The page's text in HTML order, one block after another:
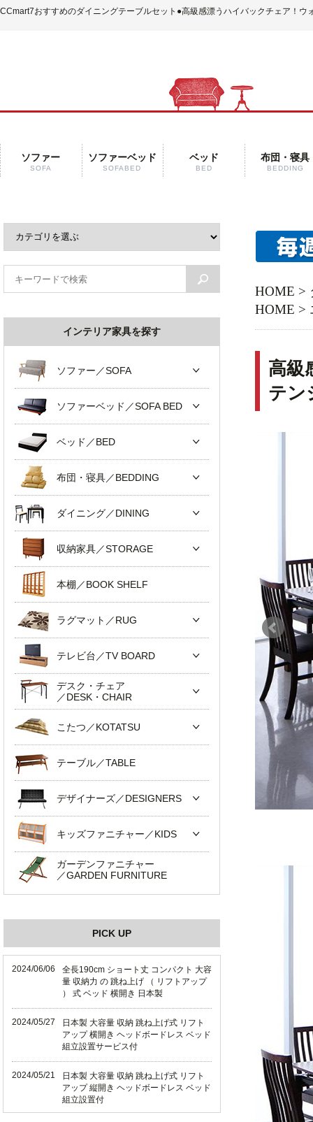
CCmart7おすすめのダイニングテーブルセット ●高級感漂うハイバックチェア！ウ
ソファー
SOFA
ソファーベッド
SOFABED
ベッド
BED
布団・寝具
BEDDING
HOME >
HOME >
高級
テン
インテリア家具を探す
ソファー／SOFA
ソファーベッド／SOFA BED
ベッド／BED
布団・寝具／BEDDING
ダイニング／DINING
収納家具／STORAGE
本棚／BOOK SHELF
ラグマット／RUG
テレビ台／TV BOARD
デスク・チェア
／DESK・CHAIR
こたつ／KOTATSU
テーブル／TABLE
デザイナーズ／DESIGNERS
キッズファニチャー／KIDS
ガーデンファニチャー
／GARDEN FURNITURE
PICK UP
2024/06/06
全長190cm ショート丈 コンパクト 大容
量 収納力 の 跳ね上げ （ リフトアップ
） 式 ベッド 横開き 日本製
2024/05/27
日本製 大容量 収納 跳ね上げ式 リフト
アップ 横開き ヘッドボードレス ベッド
組立設置サービス付
2024/05/21
日本製 大容量 収納 跳ね上げ式 リフト
アップ 縦開き ヘッドボードレス ベッド
組立設置付